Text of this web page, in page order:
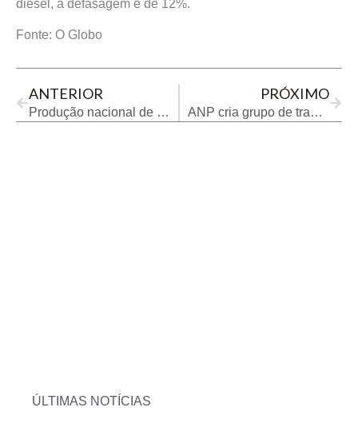
diesel, a defasagem é de 12%.
Fonte: O Globo
ANTERIOR
Produção nacional de petróleo e gás natural tem aumento em junho
PRÓXIMO
ANP cria grupo de trabalho para descontinuidade do diesel S500 e do S1800 de uso não rodoviário
ÚLTIMAS NOTÍCIAS